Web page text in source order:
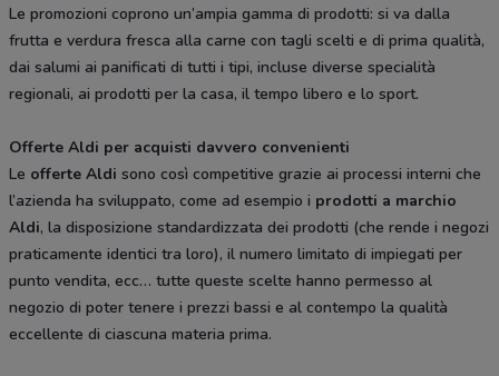
Le promozioni coprono un’ampia gamma di prodotti: si va dalla
frutta e verdura fresca alla carne con tagli scelti e di prima qualità,
dai salumi ai panificati di tutti i tipi, incluse diverse specialità
regionali, ai prodotti per la casa, il tempo libero e lo sport.
Offerte Aldi per acquisti davvero convenienti
Le offerte Aldi sono così competitive grazie ai processi interni che
l’azienda ha sviluppato, come ad esempio i prodotti a marchio
Aldi, la disposizione standardizzata dei prodotti (che rende i negozi
praticamente identici tra loro), il numero limitato di impiegati per
punto vendita, ecc… tutte queste scelte hanno permesso al
negozio di poter tenere i prezzi bassi e al contempo la qualità
eccellente di ciascuna materia prima.